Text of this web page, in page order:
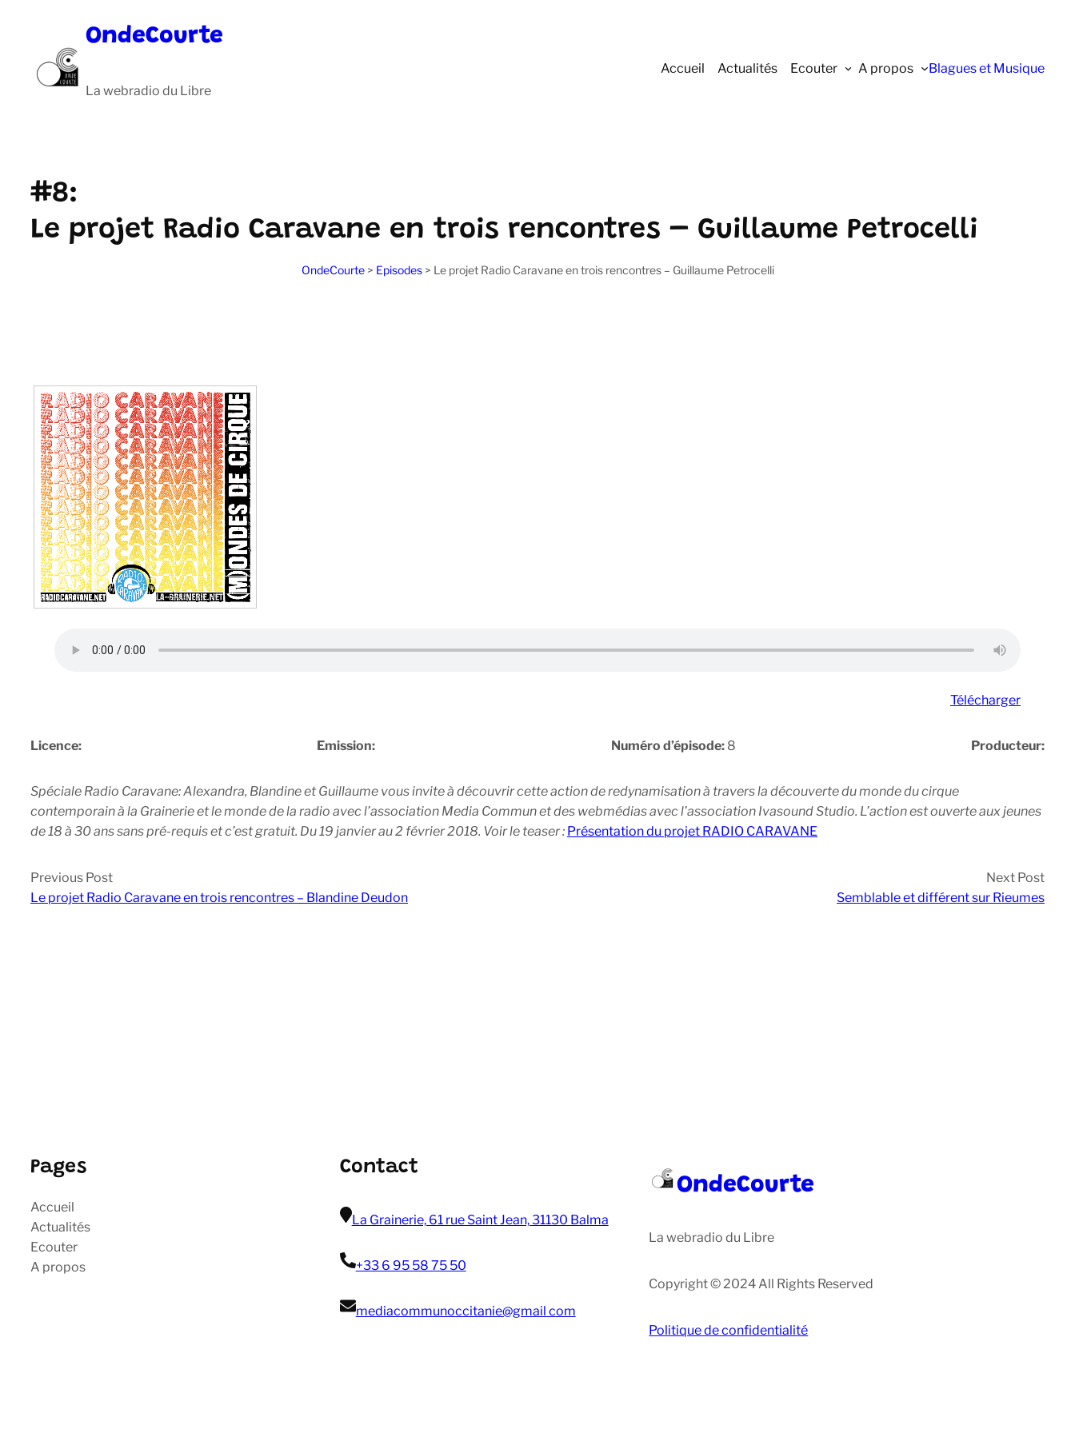
OndeCourte
La webradio du Libre
Accueil Actualités Ecouter A propos Blagues et Musique
#8:
Le projet Radio Caravane en trois rencontres – Guillaume Petrocelli
OndeCourte> Episodes> Le projet Radio Caravane en trois rencontres – Guillaume Petrocelli
Télécharger
Licence: Emission: Numéro d’épisode: 8 Producteur:
Spéciale Radio Caravane: Alexandra, Blandine et Guillaume vous invite à découvrir cette action de redynamisation à travers la découverte du monde du cirque
contemporain à la Grainerie et le monde de la radio avec l’association Media Commun et des webmédias avec l’association Ivasound Studio. L’action est ouverte aux jeunes
de 18 à 30 ans sans pré-requis et c’est gratuit. Du 19 janvier au 2 février 2018. Voir le teaser : Présentation du projet RADIO CARAVANE
Previous Post
Le projet Radio Caravane en trois rencontres – Blandine Deudon
Next Post
Semblable et différent sur Rieumes
Pages
Accueil
Actualités
Ecouter
A propos
Contact
La Grainerie, 61 rue Saint Jean, 31130 Balma
+33 6 95 58 75 50
mediacommunoccitanie@gmail com
OndeCourte
La webradio du Libre
Copyright © 2024 All Rights Reserved
Politique de confidentialité